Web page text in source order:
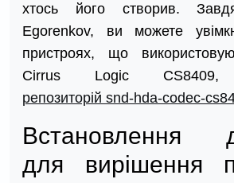
хтось його створив.
Egorenkov, ви можете
пристроях, що
Cirrus Logic CS8409,
репозиторій snd-hda-codec-
Встановлення
для вирішення